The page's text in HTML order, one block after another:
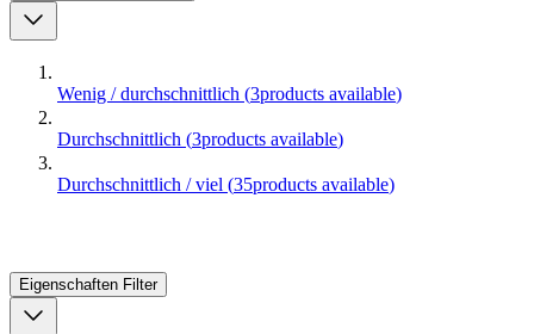
Wenig / durchschnittlich (3products available)
Durchschnittlich (3products available)
Durchschnittlich / viel (35products available)
Eigenschaften Filter